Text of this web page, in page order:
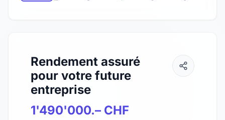
Rendement assuré
pour votre future
entreprise
1'490'000.– CHF